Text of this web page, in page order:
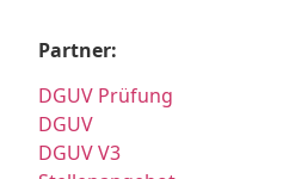
Partner:
DGUV Prüfung
DGUV
DGUV V3